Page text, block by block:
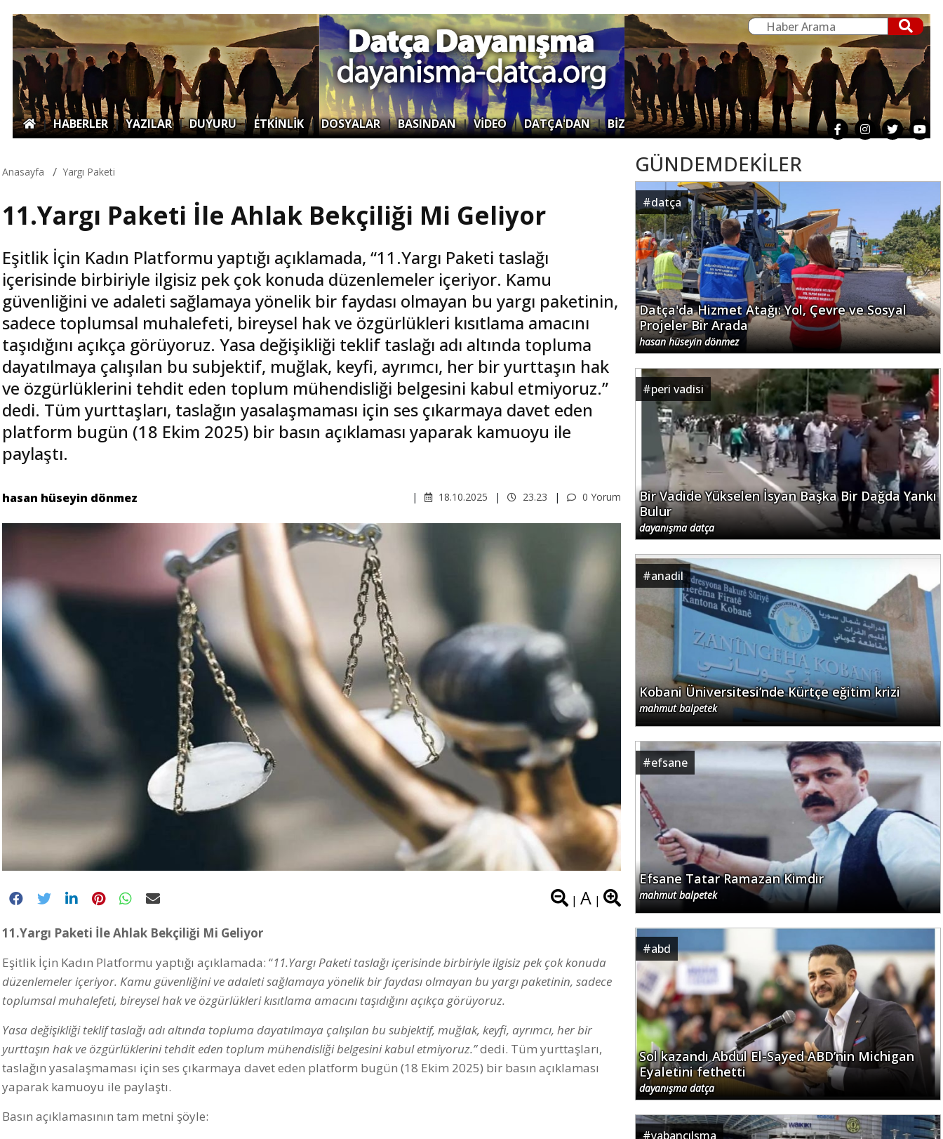
|HABERLER|YAZILAR|DUYURU| ETKİNLİK |DOSYALAR|BASINDAN|VİDEO|DATÇA'DAN|BİZ
Anasayfa Yargı Paketi
11.Yargı Paketi İle Ahlak Bekçiliği Mi Geliyor
Eşitlik İçin Kadın Platformu yaptığı açıklamada, “11.Yargı Paketi taslağı
içerisinde birbiriyle ilgisiz pek çok konuda düzenlemeler içeriyor. Kamu
güvenliğini ve adaleti sağlamaya yönelik bir faydası olmayan bu yargı paketinin,
sadece toplumsal muhalefeti, bireysel hak ve özgürlükleri kısıtlama amacını
taşıdığını açıkça görüyoruz. Yasa değişikliği teklif taslağı adı altında topluma
dayatılmaya çalışılan bu subjektif, muğlak, keyfi, ayrımcı, her bir yurttaşın hak
ve özgürlüklerini tehdit eden toplum mühendisliği belgesini kabul etmiyoruz.”
dedi. Tüm yurttaşları, taslağın yasalaşmaması için ses çıkarmaya davet eden
platform bugün (18 Ekim 2025) bir basın açıklaması yaparak kamuoyu ile
paylaştı.
hasan hüseyin dönmez 0 Yorum
23.23
18.10.2025
| A |
11.Yargı Paketi İle Ahlak Bekçiliği Mi Geliyor
Eşitlik İçin Kadın Platformu yaptığı açıklamada: “11.Yargı Paketi taslağı içerisinde birbiriyle ilgisiz pek çok konuda
düzenlemeler içeriyor. Kamu güvenliğini ve adaleti sağlamaya yönelik bir faydası olmayan bu yargı paketinin, sadece
toplumsal muhalefeti, bireysel hak ve özgürlükleri kısıtlama amacını taşıdığını açıkça görüyoruz.
Yasa değişikliği teklif taslağı adı altında topluma dayatılmaya çalışılan bu subjektif, muğlak, keyfi, ayrımcı, her bir
yurttaşın hak ve özgürlüklerini tehdit eden toplum mühendisliği belgesini kabul etmiyoruz.”dedi. Tüm yurttaşları,
taslağın yasalaşmaması için ses çıkarmaya davet eden platform bugün (18 Ekim 2025) bir basın açıklaması
yaparak kamuoyu ile paylaştı.
Basın açıklamasının tam metni şöyle:
GÜNDEMDEKİLER
#datça
Datça'da Hizmet Atağı: Yol, Çevre ve Sosyal
Projeler Bir Arada
hasan hüseyin dönmez
#peri vadisi
Bir Vadide Yükselen İsyan Başka Bir Dağda Yankı
Bulur
dayanışma datça
#anadil
Kobani Üniversitesi’nde Kürtçe eğitim krizi
mahmut balpetek
#efsane
Efsane Tatar Ramazan Kimdir
mahmut balpetek
#abd
Sol kazandı Abdul El-Sayed ABD’nin Michigan
Eyaletini fethetti
dayanışma datça
#yabancılşma